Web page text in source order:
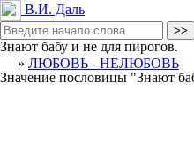
В.И. Даль
Знают бабу и не для пирогов.
» ЛЮБОВЬ - НЕЛЮБОВЬ
Значение пословицы "Знают